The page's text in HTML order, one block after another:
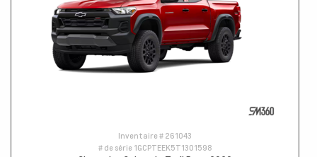
Inventaire # 261043
# de série 1GCPTEEK5T1301598